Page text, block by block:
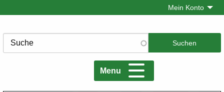
zum
Mein Konto
Suche
Menu